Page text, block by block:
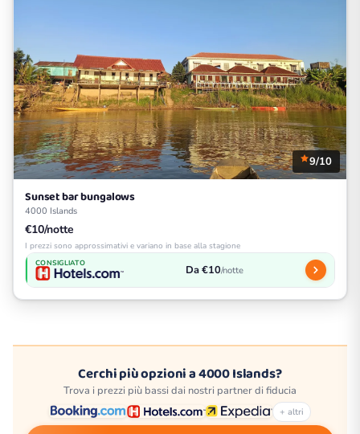
9/10
Sunset bar bungalows
4000 Islands
€10/notte
I prezzi sono approssimativi e variano in base alla stagione
CONSIGLIATO Da €10/notte
Cerchi più opzioni a 4000 Islands?
Trova i prezzi più bassi dai nostri partner di fiducia
+ altri